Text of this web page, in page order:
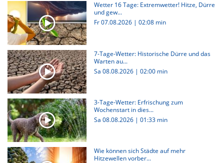
Wetter 16 Tage: Extremwetter! Hitze, Dürre
und gew...
Fr 07.08.2026 | 02:08 min
7-Tage-Wetter: Historische Dürre und das
Warten au...
Sa 08.08.2026 | 02:00 min
3-Tage-Wetter: Erfrischung zum
Wochenstart in dies...
Sa 08.08.2026 | 01:33 min
Wie können sich Städte auf mehr
Hitzewellen vorber...